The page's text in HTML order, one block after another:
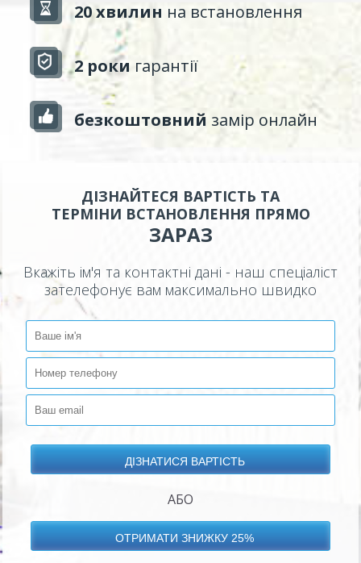
20 хвилин на встановлення
2 роки гарантії
безкоштовний замір онлайн
ДІЗНАЙТЕСЯ ВАРТІСТЬ ТА
ТЕРМІНИ ВСТАНОВЛЕННЯ ПРЯМО
ЗАРАЗ
Вкажіть ім'я та контактні дані - наш спеціаліст
зателефонує вам максимально швидко
АБО